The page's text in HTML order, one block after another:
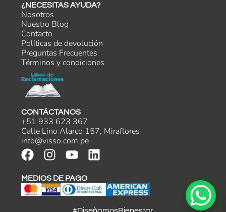
¿NECESITAS AYUDA?
Nosotros
Nuestro Blog
Contacto
Políticas de devolución
Preguntas Frecuentes
Términos y condiciones
CONTÁCTANOS
+51 933 623 367
Calle Lino Alarco 157, Miraflores
info@visso.com.pe
MEDIOS DE PAGO